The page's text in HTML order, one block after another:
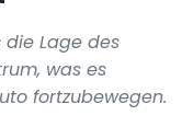
die Lage des
was es
fortzubewegen.